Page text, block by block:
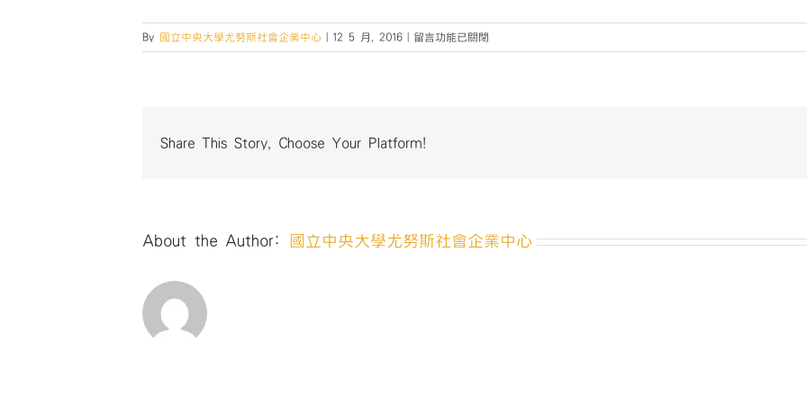
By 國立中央大學尤努斯社會企業中心 12 5 月, 2016
在
〈社
展
際
留言功能已關閉
Share This Story, Choose Your Platform!
About the Author: 國立中央大學尤努斯社會企業中心